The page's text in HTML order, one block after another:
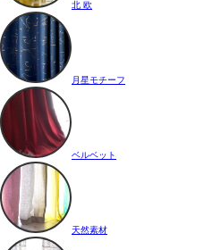
北 欧
月星モチーフ
ベルベット
天然素材